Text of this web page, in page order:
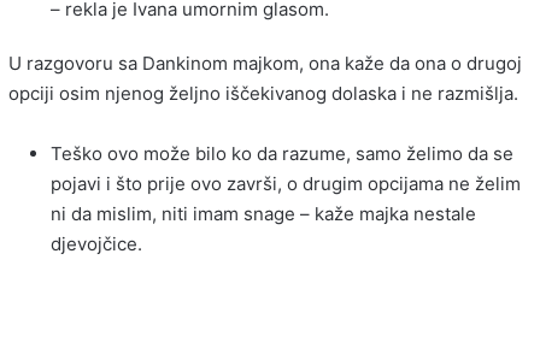
– rekla je Ivana umornim glasom.
U razgovoru sa Dankinom majkom, ona kaže da ona o drugoj
opciji osim njenog željno iščekivanog dolaska i ne razmišlja.
Teško ovo može bilo ko da razume, samo želimo da se
pojavi i što prije ovo završi, o drugim opcijama ne želim
ni da mislim, niti imam snage – kaže majka nestale
djevojčice.